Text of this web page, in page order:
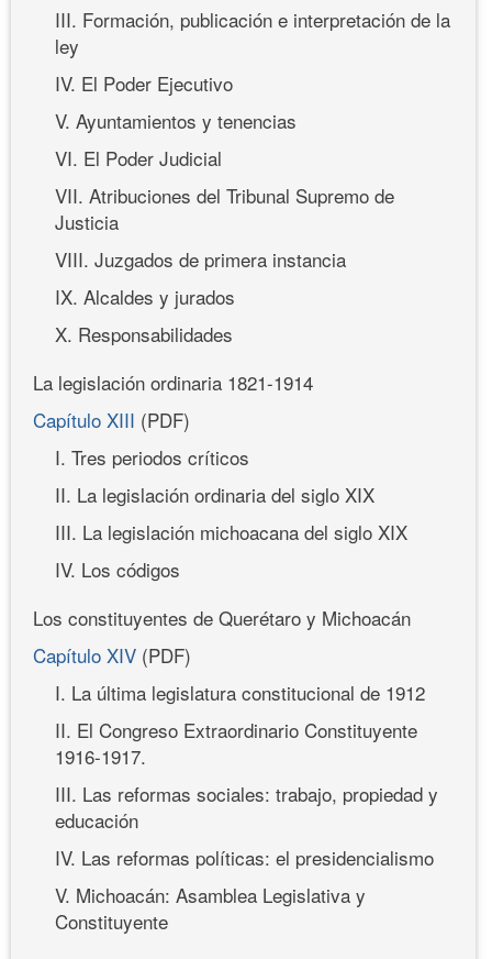
III. Formación, publicación e interpretación de la
ley
IV. El Poder Ejecutivo
V. Ayuntamientos y tenencias
VI. El Poder Judicial
VII. Atribuciones del Tribunal Supremo de
Justicia
VIII. Juzgados de primera instancia
IX. Alcaldes y jurados
X. Responsabilidades
La legislación ordinaria 1821-1914
Capítulo XIII (PDF)
I. Tres periodos críticos
II. La legislación ordinaria del siglo XIX
III. La legislación michoacana del siglo XIX
IV. Los códigos
Los constituyentes de Querétaro y Michoacán
Capítulo XIV (PDF)
I. La última legislatura constitucional de 1912
II. El Congreso Extraordinario Constituyente
1916-1917.
III. Las reformas sociales: trabajo, propiedad y
educación
IV. Las reformas políticas: el presidencialismo
V. Michoacán: Asamblea Legislativa y
Constituyente